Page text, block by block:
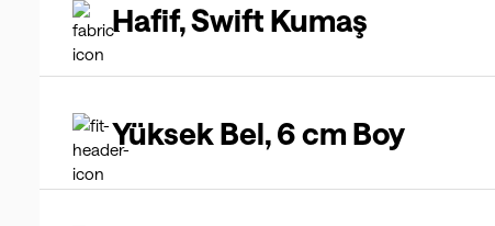
Hafif, Swift Kumaş
Yüksek Bel, 6 cm Boy